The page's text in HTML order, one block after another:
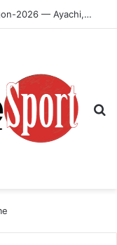
Championnats du monde U-20, Oregon-2026 — Ayachi, Dissa, Touahria et Ghezali en finale